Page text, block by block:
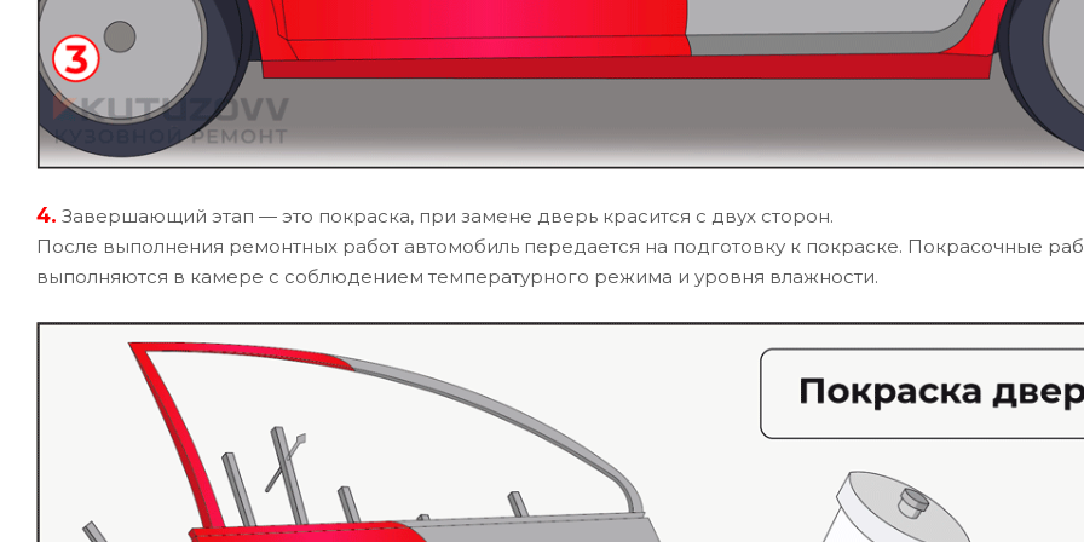
4. Завершающий этап — это покраска, при замене дверь красится с двух сторон.
После выполнения ремонтных работ автомобиль передается на подготовку к покраске. Покрасочные
выполняются в камере с соблюдением температурного режима и уровня влажности.